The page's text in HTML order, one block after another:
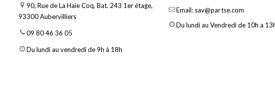
90, Rue de La Haie Coq, Bat. 243 1er étage,
93300 Aubervilliers
09 80 46 36 05
Du lundi au vendredi de 9h à 18h
Email: sav@partse.com
Du lundi au Vendredi de 10h a